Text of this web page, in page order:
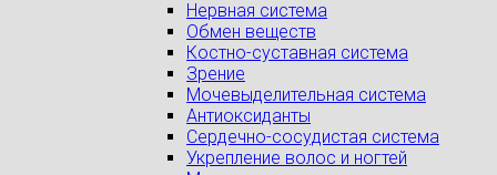
Нервная система
Обмен веществ
Костно-суставная система
Зрение
Мочевыделительная система
Антиоксиданты
Сердечно-сосудистая система
Укрепление волос и ногтей